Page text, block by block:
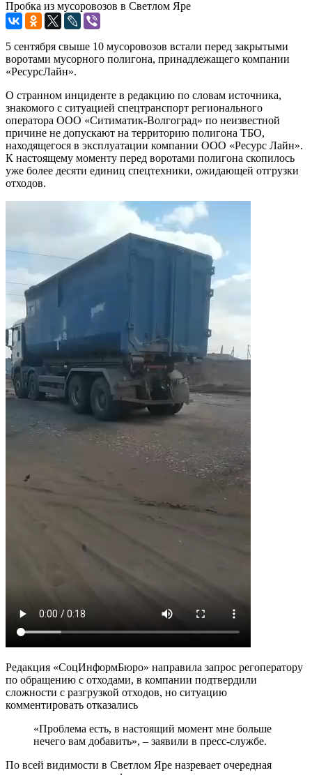
Пробка из мусоровозов в Светлом Яре
5 сентября свыше 10 мусоровозов встали перед закрытыми
воротами мусорного полигона, принадлежащего компании
«РесурсЛайн».
О странном инциденте в редакцию по словам источника,
знакомого с ситуацией спецтранспорт регионального
оператора ООО «Ситиматик-Волгоград» по неизвестной
причине не допускают на территорию полигона ТБО,
находящегося в эксплуатации компании ООО «Ресурс Лайн».
К настоящему моменту перед воротами полигона скопилось
уже более десяти единиц спецтехники, ожидающей отгрузки
отходов.
Редакция «СоцИнформБюро» направила запрос регоператору
по обращению с отходами, в компании подтвердили
сложности с разгрузкой отходов, но ситуацию
комментировать отказались
«Проблема есть, в настоящий момент мне больше
нечего вам добавить», – заявили в пресс-службе.
По всей видимости в Светлом Яре назревает очередная